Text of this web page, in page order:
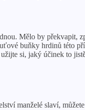
Mělo by překvapit,
buňky hrdinů této
si, jaký účinek to
manželé slaví,